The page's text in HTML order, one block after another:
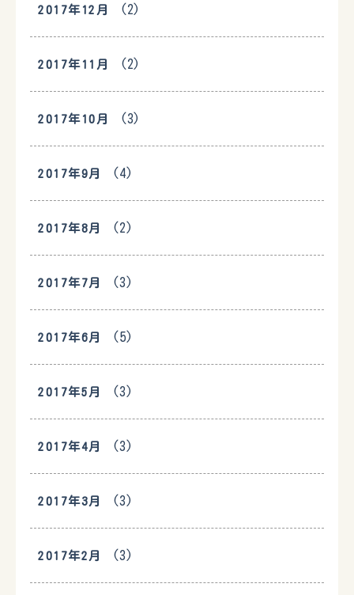
2017年12月 (2)
2017年11月 (2)
2017年10月 (3)
2017年9月 (4)
2017年8月 (2)
2017年7月 (3)
2017年6月 (5)
2017年5月 (3)
2017年4月 (3)
2017年3月 (3)
2017年2月 (3)